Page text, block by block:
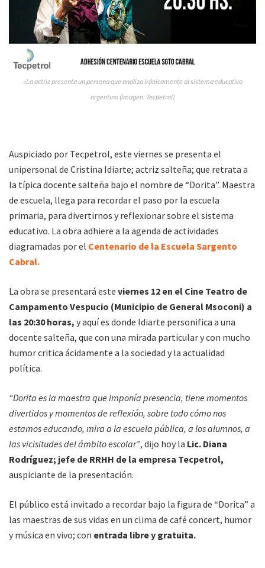
»La actriz presenta un persona que analiza irónicamente al sistema educativo
argentino (Imagen: Tecpetrol)
Auspiciado por Tecpetrol, este viernes se presenta el
unipersonal de Cristina Idiarte; actriz salteña; que retrata a
la típica docente salteña bajo el nombre de “Dorita”. Maestra
de escuela, llega para recordar el paso por la escuela
primaria, para divertirnos y reflexionar sobre el sistema
educativo. La obra adhiere a la agenda de actividades
diagramadas por el Centenario de la Escuela Sargento
Cabral.
La obra se presentará este viernes 12 en el Cine Teatro de
Campamento Vespucio (Municipio de General Msoconi) a
las 20:30 horas, y aquí es donde Idiarte personifica a una
docente salteña, que con una mirada particular y con mucho
humor critica ácidamente a la sociedad y la actualidad
política.
“Dorita es la maestra que imponía presencia, tiene momentos
divertidos y momentos de reflexión, sobre todo cómo nos
estamos educando, mira a la escuela pública, a los alumnos, a
las vicisitudes del ámbito escolar”, dijo hoy la Lic. Diana
Rodríguez; jefe de RRHH de la empresa Tecpetrol,
auspiciante de la presentación.
El público está invitado a recordar bajo la figura de “Dorita” a
las maestras de sus vidas en un clima de café concert, humor
y música en vivo; con entrada libre y gratuita.